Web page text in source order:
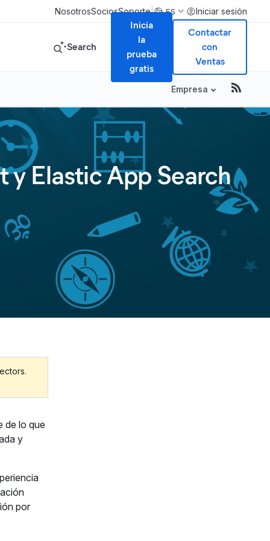
NosotrosSociosSoporte| ES Iniciar sesión
Search
Inicia
la
prueba
gratis
Contactar
con
Ventas
Empresa
y Elastic App Search
de lo que
y
por